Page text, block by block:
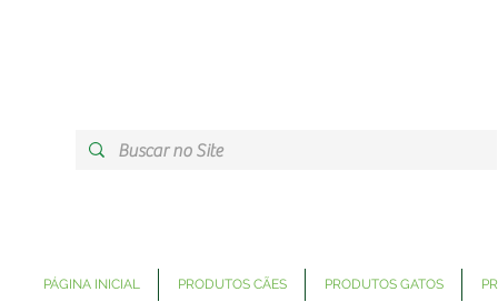
PÁGINA INICIAL PRODUTOS CÃES PRODUTOS GATOS